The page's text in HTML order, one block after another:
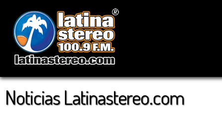
Noticias Latinastereo.com